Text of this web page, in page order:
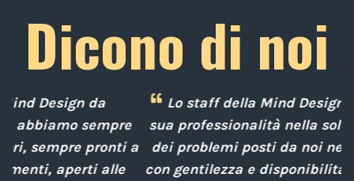
Dicono di noi
Lo staff della Mind Design ci ha mostrato la
sua professionalità nella soluzione tempestiva
dei problemi posti da noi nel corso degli anni,
con gentilezza e disponibilità nella gestione del